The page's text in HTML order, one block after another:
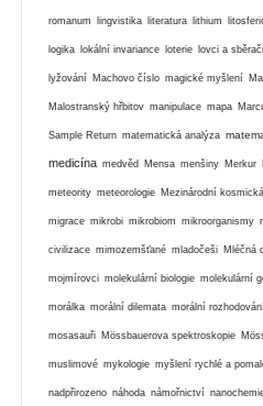
romanum lingvistika literatura lithium
logika lokální invariance loterie lovci a sběrači
lyžování Machovo číslo magické myšlení
Malostranský hřbitov manipulace mapa
Sample Return matematická analýza
medicína medvěd Mensa menšiny Merkur
meteority meteorologie Mezinárodní
migrace mikrobi mikrobiom mikroorganismy
civilizace mimozemšťané mladočeši Mléčná
mojmírovci molekulární biologie molekulární
morálka morální dilemata morální rozhodování
mosasauři Mössbauerova spektroskopie
muslimové mykologie myšlení rychlé a
nadpřirozeno náhoda námořnictví